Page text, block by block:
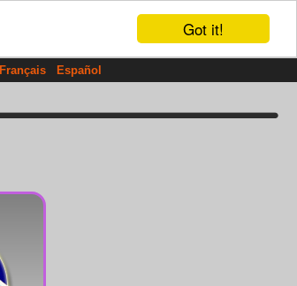
Got it!
Français Español